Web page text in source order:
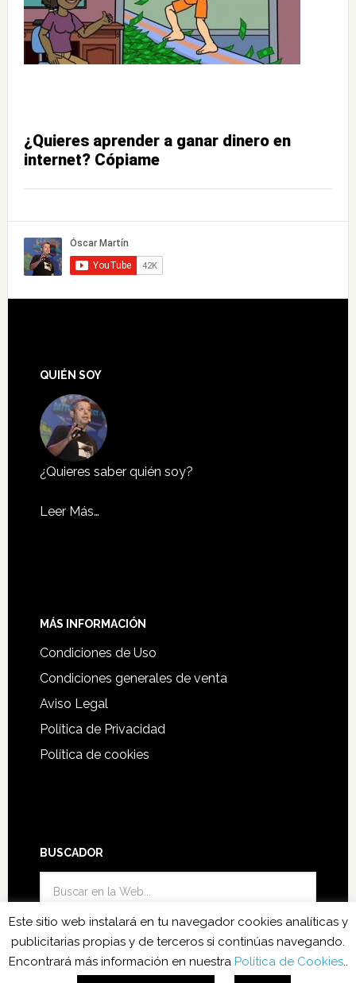
¿Quieres aprender a ganar dinero en
internet? Cópiame
QUIÉN SOY
¿Quieres saber quién soy?
Leer Más…
MÁS INFORMACIÓN
Condiciones de Uso
Condiciones generales de venta
Aviso Legal
Política de Privacidad
Política de cookies
BUSCADOR
Funciono con el Theme Genesis·Acceder
Este sitio web instalará en tu navegador cookies analíticas y
publicitarias propias y de terceros si continúas navegando.
Encontrará más información en nuestra Política de Cookies..